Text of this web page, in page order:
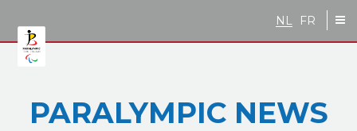
NL FR
PARALYMPIC NEWS